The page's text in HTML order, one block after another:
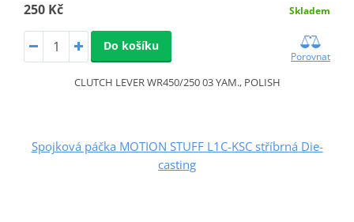
250 Kč Skladem
Do košíku
Porovnat
CLUTCH LEVER WR450/250 03 YAM., POLISH
Spojková páčka MOTION STUFF L1C-KSC stříbrná Die-
casting